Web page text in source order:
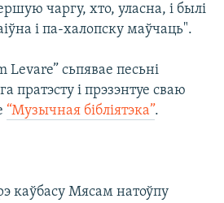
чаргу, хто, уласна, і былі
і па-халопску маўчаць".
Levare” сьпявае песьні
пратэсту і прэзэнтуе сваю
“Музычная бібліятэка”.
каўбасу Мясам натоўпу